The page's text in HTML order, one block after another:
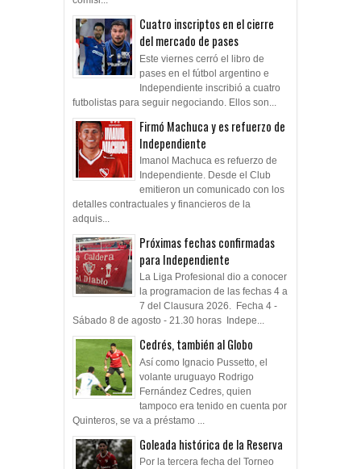
Cuatro inscriptos en el cierre
del mercado de pases
Este viernes cerró el libro de
pases en el fútbol argentino e
Independiente inscribió a cuatro
futbolistas para seguir negociando. Ellos son...
Firmó Machuca y es refuerzo de
Independiente
Imanol Machuca es refuerzo de
Independiente. Desde el Club
emitieron un comunicado con los
detalles contractuales y financieros de la
adquis...
Próximas fechas confirmadas
para Independiente
La Liga Profesional dio a conocer
la programacion de las fechas 4 a
7 del Clausura 2026. Fecha 4 -
Sábado 8 de agosto - 21.30 horas Indepe...
Cedrés, también al Globo
Así como Ignacio Pussetto, el
volante uruguayo Rodrigo
Fernández Cedres, quien
tampoco era tenido en cuenta por
Quinteros, se va a préstamo ...
Goleada histórica de la Reserva
Por la tercera fecha del Torneo